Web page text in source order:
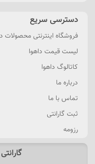
دسترسی سریع
فروشگاه اینترنتی محصولات
لیست قیمت داهوا
کاتالوگ داهوا
درباره ما
تماس با ما
ثبت گارانتی
رزومه